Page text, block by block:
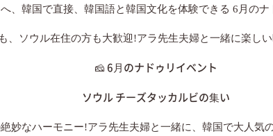
、韓国で直接、韓国語と韓国文化を体験できる 6月のナ
、ソウル在住の方も大歓迎!アラ先生夫婦と一緒に楽しい
🧀 6月のナドゥリイベント
ソウル チーズタッカルビの集い
妙なハーモニー!アラ先生夫婦と一緒に、韓国で大人気